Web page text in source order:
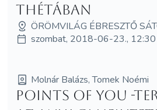
thétában
ÖRÖMVILÁG ÉBRESZTŐ
szombat, 2018-06-23.,
Molnár Balázs, Tomek Noémi
Points of You -